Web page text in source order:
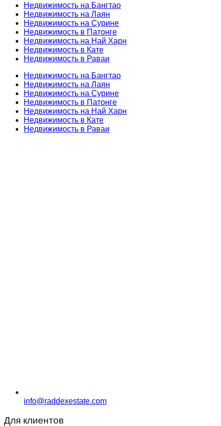
Недвижимость на Бангтао
Недвижимость на Лаян
Недвижимость на Сурине
Недвижимость в Патонге
Недвижимость на Най Харн
Недвижимость в Кате
Недвижимость в Раваи
Недвижимость на Бангтао
Недвижимость на Лаян
Недвижимость на Сурине
Недвижимость в Патонге
Недвижимость на Най Харн
Недвижимость в Кате
Недвижимость в Раваи
info@raddexestate.com
Для клиентов